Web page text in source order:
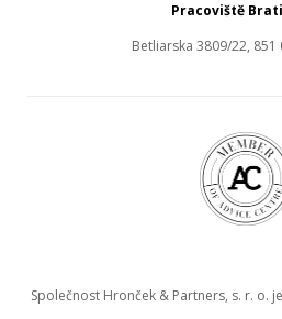
Pracoviště
Betliarska 3809/22, 851
Společnost Hronček & Partners, s. r. o.